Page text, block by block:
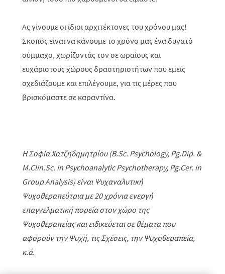
Ας γίνουμε οι ίδιοι αρχιτέκτονες του χρόνου μας!
Σκοπός είναι να κάνουμε το χρόνο μας ένα δυνατό
σύμμαχο, χωρίζοντάς τον σε ωραίους και
ευχάριστους χώρους δραστηριοτήτων που εμείς
σχεδιάζουμε και επιλέγουμε, για τις μέρες που
βρισκόμαστε σε καραντίνα.
Η Σοφία Χατζηδημητρίου (B.Sc. Psychology, Pg.Dip. &
M.Clin.Sc. in Psychoanalytic Psychotherapy, Pg.Cer. in
GroupAnalysis) είναι Ψυχαναλυτική
Ψυχοθεραπεύτρια με 20 χρόνια ενεργή
επαγγελματική πορεία στον χώρο της
Ψυχοθεραπείας και ειδικεύεται σε θέματα που
αφορούν την Ψυχή, τις Σχέσεις, την Ψυχοθεραπεία,
κ.ά.